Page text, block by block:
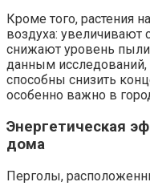
Кроме того, растения
воздуха: увеличивают
снижают уровень
данным
способны снизить
особенно важно в
Энергетическая
дома
Перголы,